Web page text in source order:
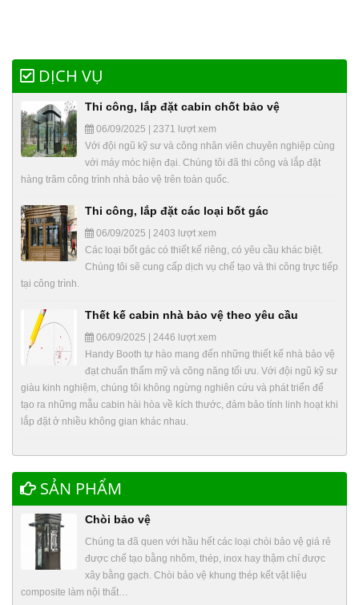
DỊCH VỤ
Thi công, lắp đặt cabin chốt bảo vệ
06/09/2025 | 2371 lượt xem
Với đội ngũ kỹ sư và công nhân viên chuyên nghiệp cùng
với máy móc hiện đại. Chúng tôi đã thi công và lắp đặt
hàng trăm công trình nhà bảo vệ trên toàn quốc.
Thi công, lắp đặt các loại bốt gác
06/09/2025 | 2403 lượt xem
Các loại bốt gác có thiết kế riêng, có yêu cầu khác biệt.
Chúng tôi sẽ cung cấp dịch vụ chế tạo và thi công trực tiếp
tại công trình.
Thết kế cabin nhà bảo vệ theo yêu cầu
06/09/2025 | 2446 lượt xem
Handy Booth tự hào mang đến những thiết kế nhà bảo vệ
đạt chuẩn thẩm mỹ và công năng tối ưu. Với đội ngũ kỹ sư
giàu kinh nghiệm, chúng tôi không ngừng nghiên cứu và phát triển để
tạo ra những mẫu cabin hài hòa về kích thước, đảm bảo tính linh hoạt khi
lắp đặt ở nhiều không gian khác nhau.
SẢN PHẨM
Chòi bảo vệ
Chúng ta đã quen với hầu hết các loại chòi bảo vệ giá rẻ
được chế tạo bằng nhôm, thép, inox hay thậm chí được
xây bằng gạch. Chòi bảo vệ khung thép kết vật liệu
composite làm nội thất…